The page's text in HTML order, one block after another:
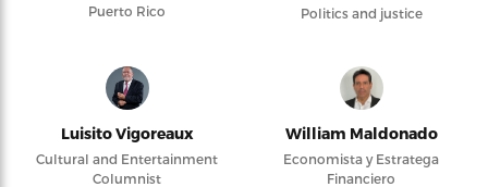
Puerto Rico
Politics and justice
Luisito Vigoreaux
Cultural and Entertainment
Columnist
William Maldonado
Economista y Estratega
Financiero